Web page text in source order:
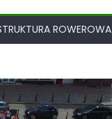
ROWEROWA